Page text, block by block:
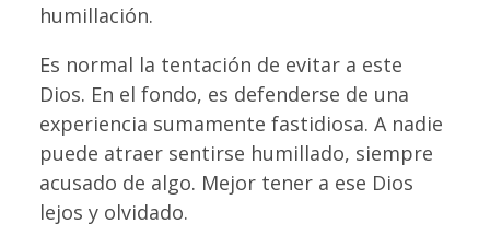
humillación.
Es normal la tentación de evitar a este
Dios. En el fondo, es defenderse de una
experiencia sumamente fastidiosa. A nadie
puede atraer sentirse humillado, siempre
acusado de algo. Mejor tener a ese Dios
lejos y olvidado.